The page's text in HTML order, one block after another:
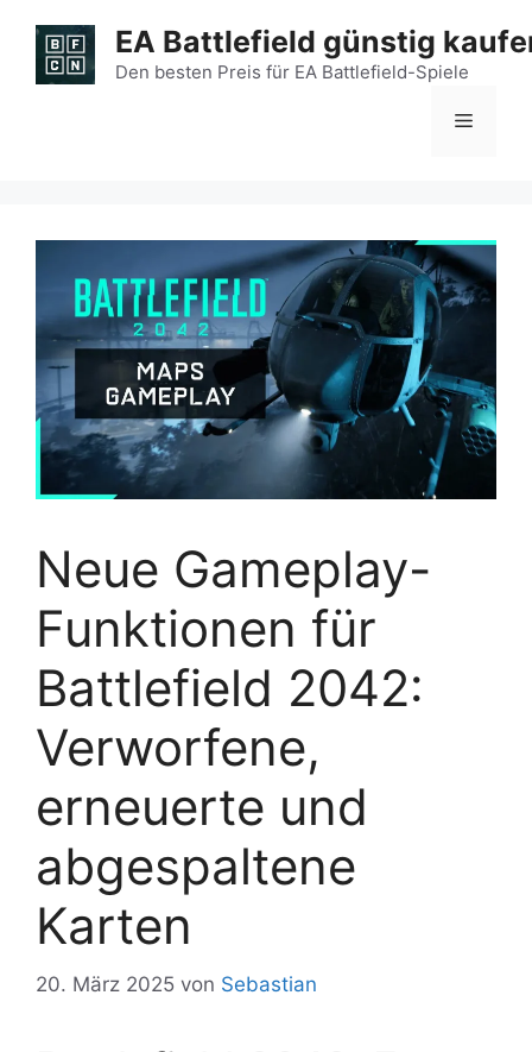
Inhalt
springen
EA Battlefield günstig
Den besten Preis für EA Battlefield-Spiele
Menü
Neue Gameplay-
Funktionen für
Battlefield 2042:
Verworfene,
erneuerte und
abgespaltene
Karten
20. März 2025 von Sebastian